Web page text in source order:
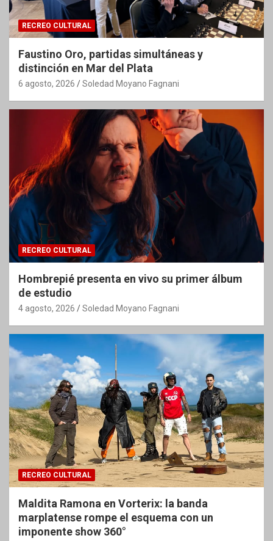
RECREO CULTURAL
Faustino Oro, partidas simultáneas y
distinción en Mar del Plata
6 agosto, 2026 Soledad Moyano Fagnani
RECREO CULTURAL
Hombrepié presenta en vivo su primer álbum
de estudio
4 agosto, 2026 Soledad Moyano Fagnani
RECREO CULTURAL
Maldita Ramona en Vorterix: la banda
marplatense rompe el esquema con un
imponente show 360°